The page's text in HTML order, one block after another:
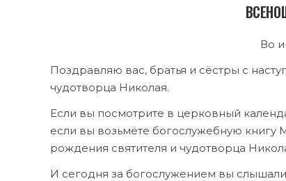
Во
Поздравляю вас, братья и сёстры с
чудотворца Николая.
Если вы посмотрите в церковный
если вы возьмёте богослужебную книгу
рождения святителя и чудотворца
И сегодня за богослужением вы